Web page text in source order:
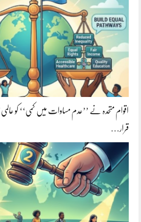
اقوام متحدہ نے ’’عدم مساوات میں کمی‘‘ کو عالمی
قرار…